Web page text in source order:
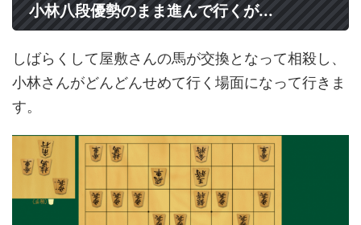
小林八段優勢のまま進んで行くが...
しばらくして屋敷さんの馬が交換となって相殺し、
小林さんがどんどんせめて行く場面になって行きま
す。